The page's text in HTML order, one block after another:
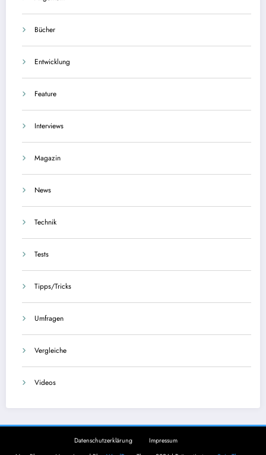
Bücher
Entwicklung
Feature
Interviews
Magazin
News
Technik
Tests
Tipps/Tricks
Umfragen
Vergleiche
Videos
Datenschutzerklärung
Impressum